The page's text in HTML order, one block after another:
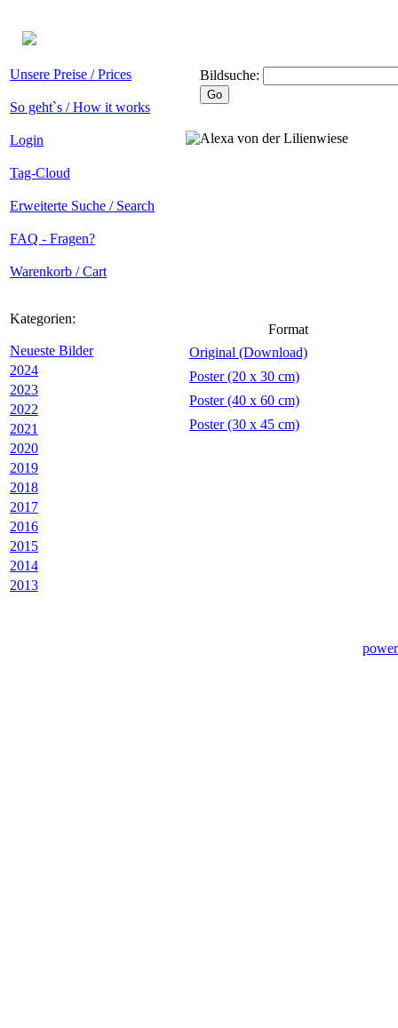
Unsere Preise / Prices
So geht`s / How it works
Login
Tag-Cloud
Erweiterte Suche / Search
FAQ - Fragen?
Warenkorb / Cart
Kategorien:
Neueste Bilder
2024
2023
2022
2021
2020
2019
2018
2017
2016
2015
2014
2013
Bildsuche:
Format
Original (Download)
Poster (20 x 30 cm)
Poster (40 x 60 cm)
Poster (30 x 45 cm)